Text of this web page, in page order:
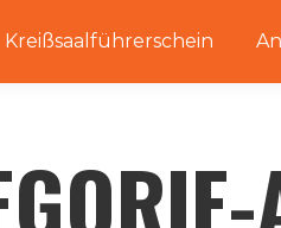
Kreißsaalführerschein